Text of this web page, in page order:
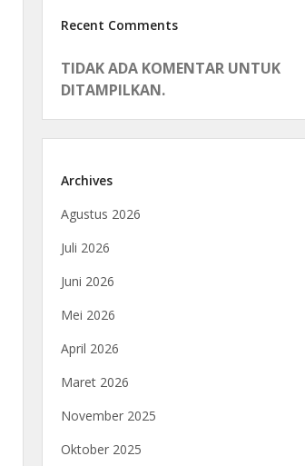
Recent Comments
TIDAK ADA KOMENTAR UNTUK
DITAMPILKAN.
Archives
Agustus 2026
Juli 2026
Juni 2026
Mei 2026
April 2026
Maret 2026
November 2025
Oktober 2025